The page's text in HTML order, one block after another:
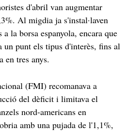
d'abril van augmentar
Al migdia ja s'instal·laven
la borsa espanyola, encara que
un punt els tipus d'interès, fins al
en tres anys.
(FMI) recomanava a
del dèficit i limitava el
nord-americans en
amb una pujada de l'1,1%,